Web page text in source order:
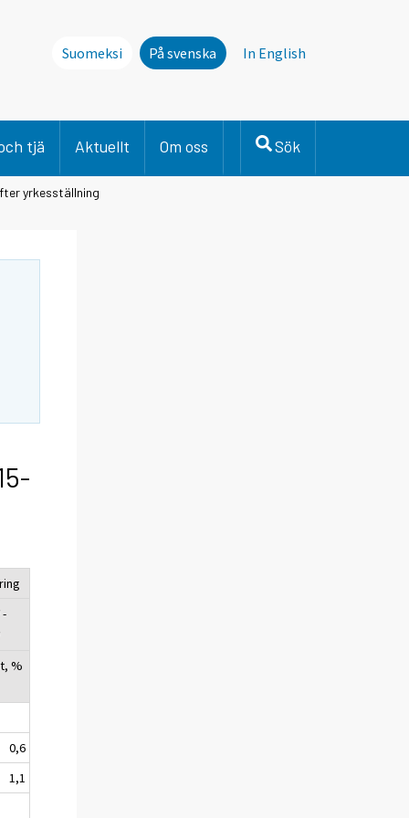
Suomeksi På svenska In English
tjä Aktuellt Om oss Sök
yrkesställning
-
%
0,6
1,1